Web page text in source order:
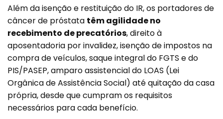
Além da isenção e restituição do IR, os portadores de
câncer de próstata têm agilidade no
recebimento de precatórios, direito à
aposentadoria por invalidez, isenção de impostos na
compra de veículos, saque integral do FGTS e do
PIS/PASEP, amparo assistencial do LOAS (Lei
Orgânica de Assistência Social) até quitação da casa
própria, desde que cumpram os requisitos
necessários para cada benefício.